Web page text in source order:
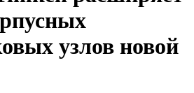
узлов новой